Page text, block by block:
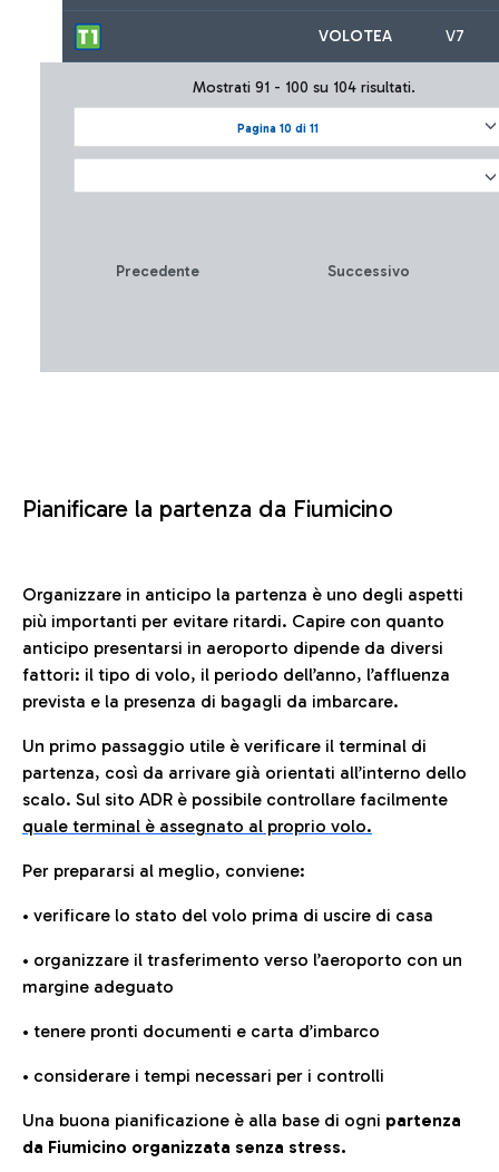
VOLOTEA V7
Pagina 10 di 11
Mostrati 91 - 100 su 104 risultati.
Precedente Successivo
Pianificare la partenza da Fiumicino
Organizzare in anticipo la partenza è uno degli aspetti
più importanti per evitare ritardi. Capire con quanto
anticipo presentarsi in aeroporto dipende da diversi
fattori: il tipo di volo, il periodo dell’anno, l’affluenza
prevista e la presenza di bagagli da imbarcare.
Un primo passaggio utile è verificare il terminal di
partenza, così da arrivare già orientati all’interno dello
scalo. Sul sito ADR è possibile controllare facilmente
quale terminal è assegnato al proprio volo.
Per prepararsi al meglio, conviene:
• verificare lo stato del volo prima di uscire di casa
• organizzare il trasferimento verso l’aeroporto con un
margine adeguato
• tenere pronti documenti e carta d’imbarco
• considerare i tempi necessari per i controlli
Una buona pianificazione è alla base di ogni partenza
da Fiumicino organizzata senza stress.